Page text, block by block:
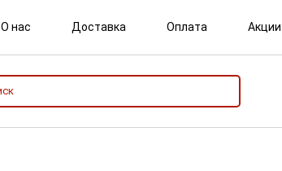
О нас Доставка Оплата Акции